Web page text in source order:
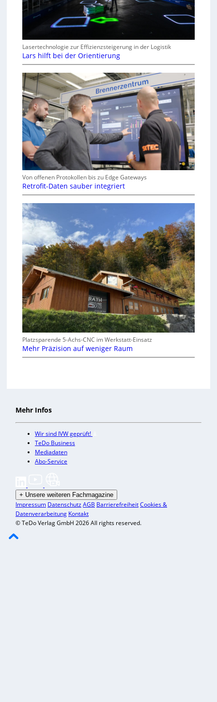
Lasertechnologie zur Effizienzsteigerung in der Logistik
Lars hilft bei der Orientierung
Von offenen Protokollen bis zu Edge Gateways
Retrofit-Daten sauber integriert
Platzsparende 5-Achs-CNC im Werkstatt-Einsatz
Mehr Präzision auf weniger Raum
Mehr Infos
Wir sind IVW geprüft!
TeDo Business
Mediadaten
Abo-Service
+ Unsere weiteren Fachmagazine
Impressum DatenschutzAGB BarrierefreiheitCookies &
Datenverarbeitung Kontakt
© TeDo Verlag GmbH 2026 All rights reserved.